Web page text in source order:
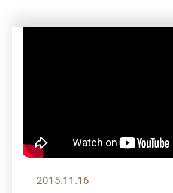
2015.11.16